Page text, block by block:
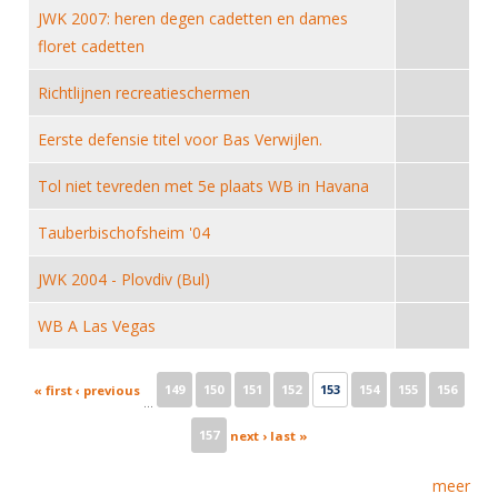
Alle Verenigingen
Nieuws
Verenigingsondersteuning
Witte Vlekkenplan
Overschrijven leden
Nieuws
Aanvragen van scheidsrechters
Scheidsrechterslijst
Import inschrijvingen uit Nahouw
Verwerk wedstrijduitslagen
NK organiseren
Promotie en logo
Geschiedenis van het schermen
Opleidingen
Tuchtzaken
Archief
Infotheek
Bibliotheek
Touché
JWK 2007: heren degen cadetten en dames
floret cadetten
Richtlijnen recreatieschermen
Eerste defensie titel voor Bas Verwijlen.
Tol niet tevreden met 5e plaats WB in Havana
Tauberbischofsheim '04
JWK 2004 - Plovdiv (Bul)
WB A Las Vegas
Pages
« first ‹ previous
…
149 150 151 152 153 154 155 156
157 next › last »
meer